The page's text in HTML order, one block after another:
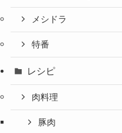
メシドラ
特番
レシピ
肉料理
豚肉